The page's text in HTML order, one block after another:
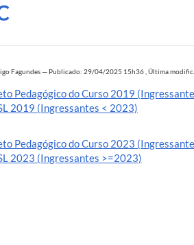
Fagundes— Publicado: 29/04/2025 15h36 Última
Pedagógico do Curso 2019
2019 (Ingressantes < 2023)
Pedagógico do Curso 2023
2023 (Ingressantes >=2023)